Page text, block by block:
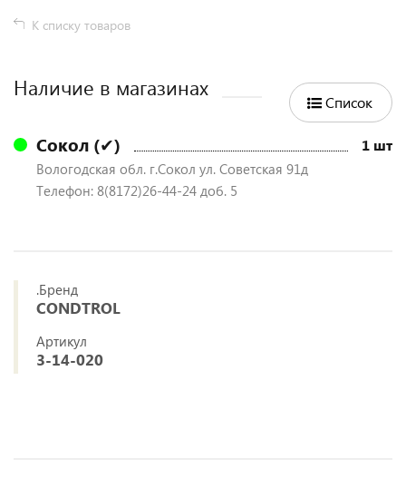
К списку товаров
Наличие в магазинах
Список
Сокол (✔) 1 шт
Вологодская обл. г.Сокол ул. Советская 91д
Телефон: 8(8172)26-44-24 доб. 5
.Бренд
CONDTROL
Артикул
3-14-020